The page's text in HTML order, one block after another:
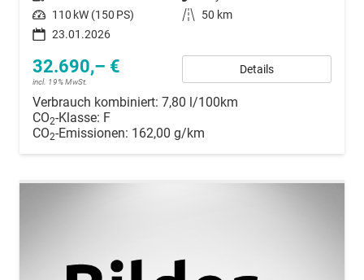
Leistung 110 kW (150 PS) Kilometerstand
50 km
23.01.2026
32.690,– €
incl. 19% MwSt.
Details
Verbrauch kombiniert: 7,80 l/100km
CO2-Klasse: F
CO2-Emissionen: 162,00 g/km